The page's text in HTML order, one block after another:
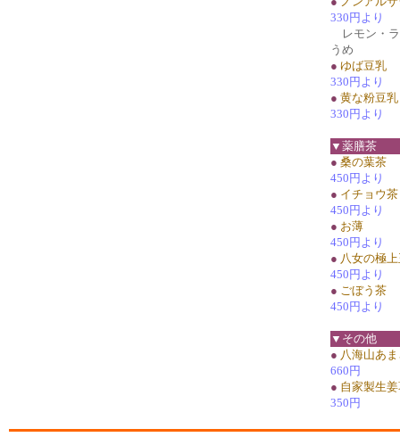
330円より
レモン・ラ
うめ
● ゆば豆乳
330円より
● 黄な粉豆乳
330円より
▼薬膳茶
● 桑の葉茶
450円より
● イチョウ茶
450円より
● お薄
450円より
● 八女の極
450円より
● ごぼう茶
450円より
▼その他
● 八海山あ
660円
● 自家製生
350円